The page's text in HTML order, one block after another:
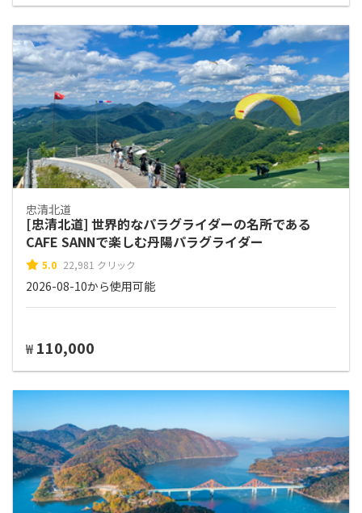
忠清北道
[忠清北道] 世界的なパラグライダーの名所である
CAFE SANNで楽しむ丹陽パラグライダー
5.0 22,981 クリック
2026-08-10から使用可能
₩ 110,000